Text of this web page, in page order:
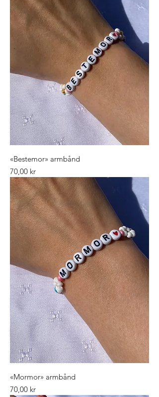
«Bestemor» armbånd
Pris
70,00 kr
«Mormor» armbånd
Pris
70,00 kr